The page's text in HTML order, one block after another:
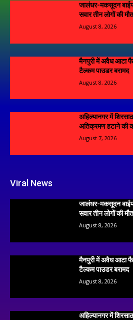
जालंधर-मकसूदन
सवार तीन लोगों की
August 8, 2026
मैनपुरी में अवैध आटा
टैल्कम पाउडर बरामद
August 8, 2026
अहिल्यानगर में
अतिक्रमण हटाने की
August 7, 2026
Viral News
जालंधर-मकसूदन
सवार तीन लोगों की
August 8, 2026
मैनपुरी में अवैध आटा
टैल्कम पाउडर बरामद
August 8, 2026
अहिल्यानगर में